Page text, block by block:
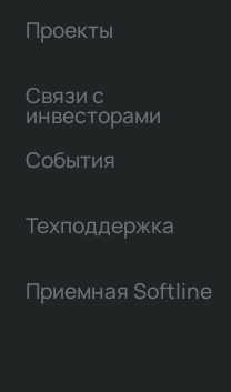
Проекты
Связи с
инвесторами
События
Техподдержка
Приемная Softline